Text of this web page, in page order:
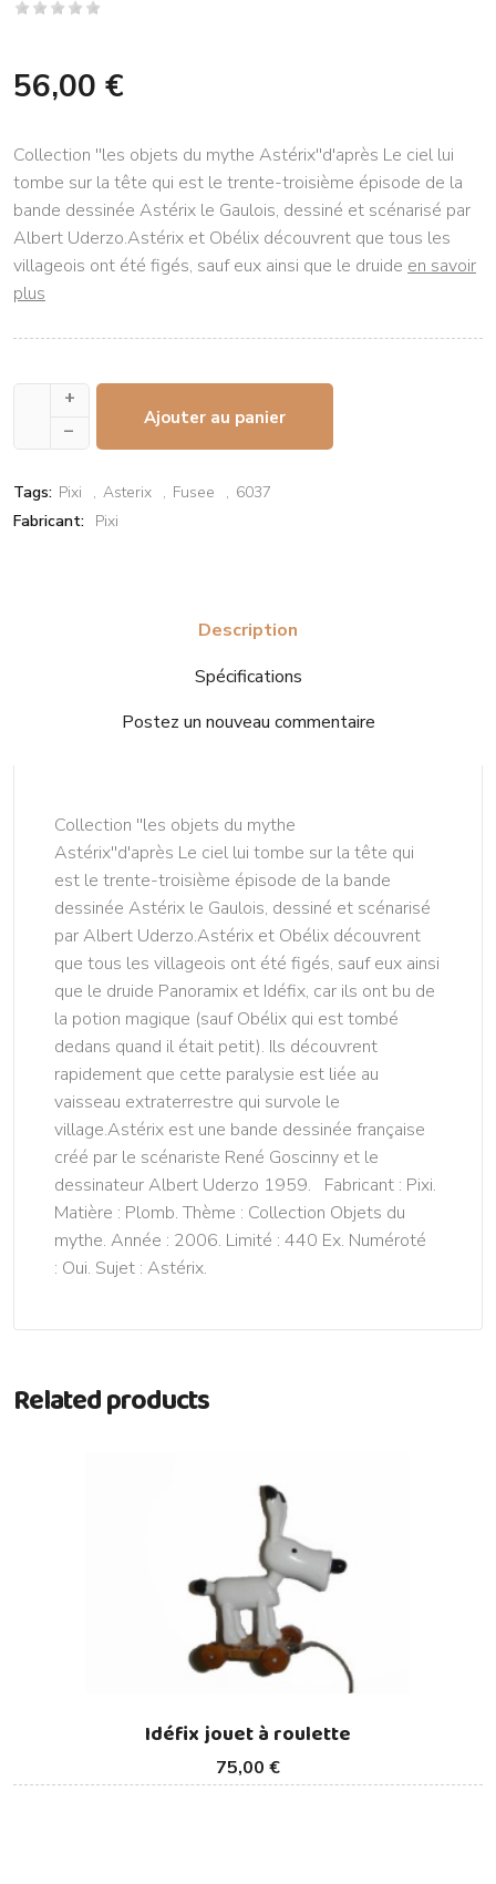
56,00 €
Collection ''les objets du mythe Astérix''d'après Le ciel lui
tombe sur la tête qui est le trente-troisième épisode de la
bande dessinée Astérix le Gaulois, dessiné et scénarisé par
Albert Uderzo.Astérix et Obélix découvrent que tous les
villageois ont été figés, sauf eux ainsi que le druide en savoir
plus
+
–
Ajouter au panier
Tags: Pixi Asterix Fusee
6037
Fabricant: Pixi
Description
Spécifications
Postez un nouveau commentaire
Collection ''les objets du mythe
Astérix''d'après Le ciel lui tombe sur la tête qui
est le trente-troisième épisode de la bande
dessinée Astérix le Gaulois, dessiné et scénarisé
par Albert Uderzo.Astérix et Obélix découvrent
que tous les villageois ont été figés, sauf eux ainsi
que le druide Panoramix et Idéfix, car ils ont bu de
la potion magique (sauf Obélix qui est tombé
dedans quand il était petit). Ils découvrent
rapidement que cette paralysie est liée au
vaisseau extraterrestre qui survole le
village.Astérix est une bande dessinée française
créé par le scénariste René Goscinny et le
dessinateur Albert Uderzo 1959. Fabricant : Pixi.
Matière : Plomb. Thème : Collection Objets du
mythe. Année : 2006. Limité : 440 Ex. Numéroté
: Oui. Sujet : Astérix.
Related products
75,00 €
Idéfix jouet à roulette